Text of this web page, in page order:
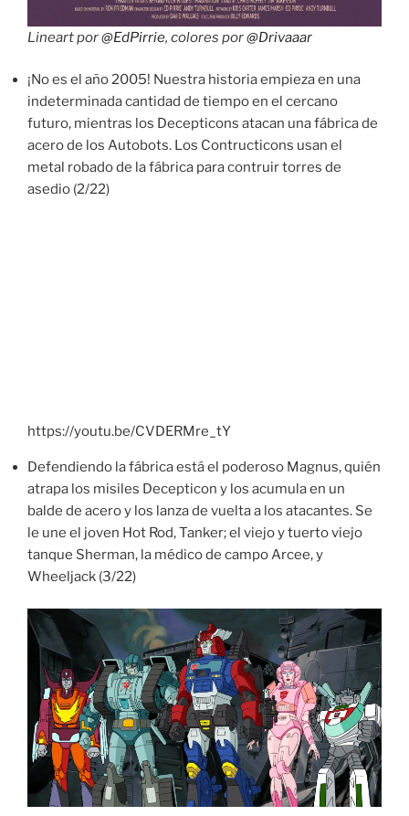
Lineart por@EdPirrie, colores por@Drivaaar
¡No es el año 2005! Nuestra historia empieza en una
indeterminada cantidad de tiempo en el cercano
futuro, mientras los Decepticons atacan una fábrica de
acero de los Autobots. Los Contructicons usan el
metal robado de la fábrica para contruir torres de
asedio (2/22)
https://youtu.be/CVDERMre_tY
Defendiendo la fábrica está el poderoso Magnus, quién
atrapa los misiles Decepticon y los acumula en un
balde de acero y los lanza de vuelta a los atacantes. Se
le une el joven Hot Rod, Tanker; el viejo y tuerto viejo
tanque Sherman, la médico de campo Arcee, y
Wheeljack (3/22)